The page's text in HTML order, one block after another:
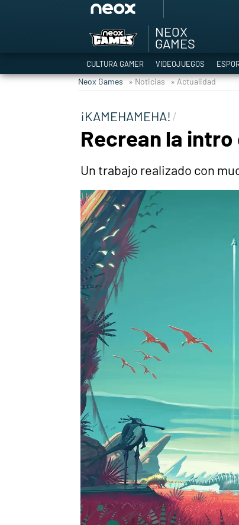
TGA
Super
Asia
NEOX
GAMES
CULTURA GAMER VIDEOJUEGOS
Neox Games » Noticias » Actualidad
¡KAMEHAMEHA!
Recrean la
Un trabajo realizado con